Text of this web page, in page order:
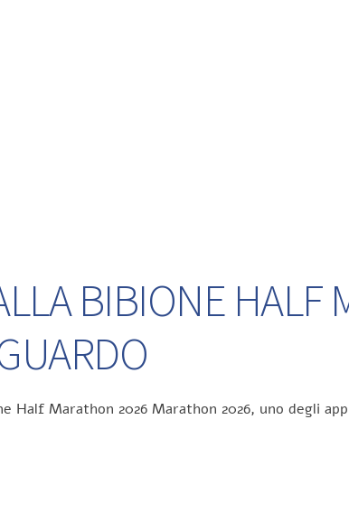
BIBIONE HALF
Half Marathon 2026 Marathon 2026, uno degli